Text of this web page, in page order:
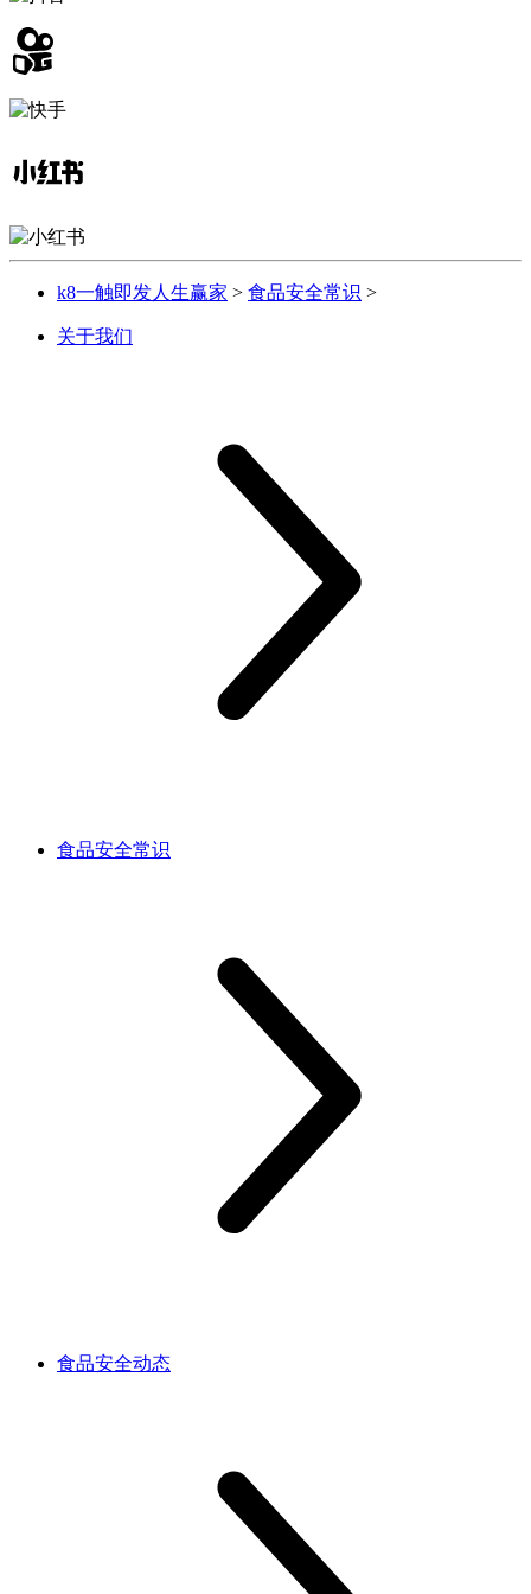
k8一触即发人生赢家 > 食品安全常识 >
关于我们
食品安全常识
食品安全动态